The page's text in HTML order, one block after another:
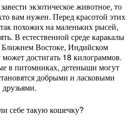
экзотическое животное, то
вам нужен. Перед красотой этих
похожих на маленьких рысей,
В естественной среде каракалы
Востоке, Индийском
может достигать 18 килограммов.
в питомниках, детеныши могут
добрыми и ласковыми
друзьями.
себе такую кошечку?